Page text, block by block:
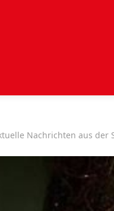
Nachrichten aus der